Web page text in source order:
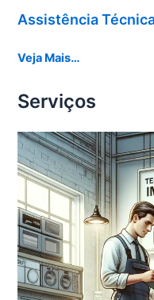
Assistência
Veja Mais…
Serviços